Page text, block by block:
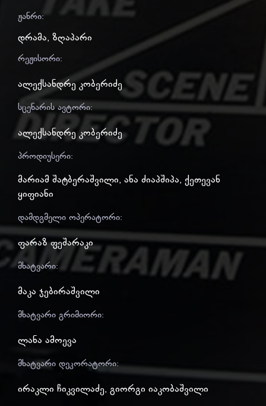
ჟანრი:
დრამა, ზღაპარი
რეჟისორი:
ალექსანდრე კობერიძე
სცენარის ავტორი:
ალექსანდრე კობერიძე
პროდიუსერი:
მარიამ შატბერაშვილი, ანა ძიაპშიპა, ქეთევან
ყიფიანი
დამდგმელი ოპერატორი:
ფარაზ ფეშარაკი
მხატვარი:
მაკა ჯებირაშვილი
მხატვარი გრიმიორი:
ლანა ამოევა
მხატვარი დეკორატორი:
ირაკლი ჩიკვილაძე, გიორგი იაკობაშვილი